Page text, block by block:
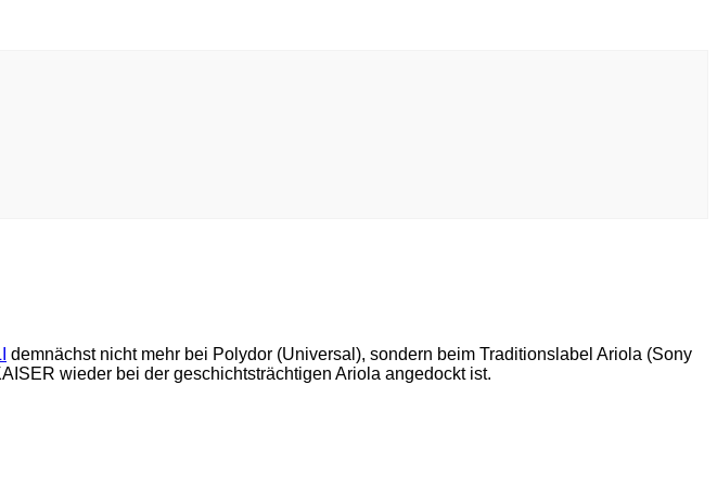
demnächst nicht mehr bei Polydor (Universal), sondern beim Traditionslabel Ariola (Sony
wieder bei der geschichtsträchtigen Ariola angedockt ist.